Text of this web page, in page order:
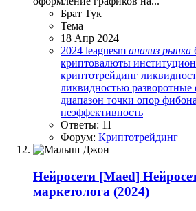
Брат Тук
Тема
18 Апр 2024
2024 leaguesm анализ рынка
криптовалюты
криптотрейдинг
ликвидностью
диапазон точки опор
неэффективность
Ответы: 11
Форум: Криптотрейдинг
Нейросети [Maed]
маркетолога (2024)